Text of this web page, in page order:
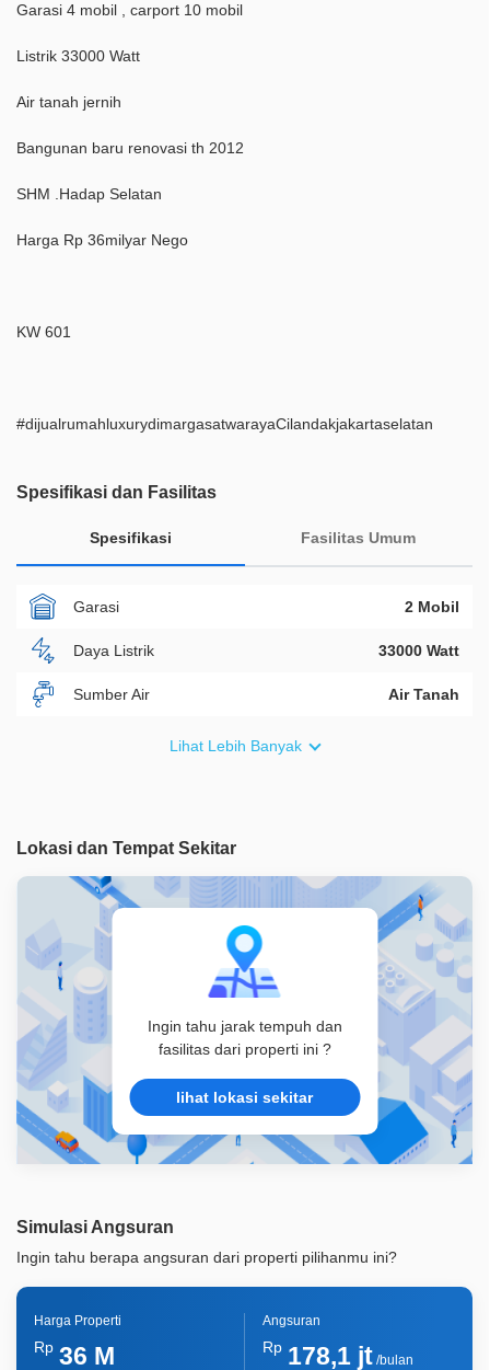
Garasi 4 mobil , carport 10 mobil
Listrik 33000 Watt
Air tanah jernih
Bangunan baru renovasi th 2012
SHM .Hadap Selatan
Harga Rp 36milyar Nego
KW 601
#dijualrumahluxurydimargasatwarayaCilandakjakartaselatan
Spesifikasi dan Fasilitas
Spesifikasi Fasilitas Umum
Garasi 2 Mobil
Daya Listrik 33000 Watt
Sumber Air Air Tanah
Lainnya Kolam Renang Pribadi
Lainnya Taman Pribadi
Lihat Lebih Banyak
Lokasi dan Tempat Sekitar
Ingin tahu jarak tempuh dan
fasilitas dari properti ini ?
lihat lokasi sekitar
Simulasi Angsuran
Ingin tahu berapa angsuran dari properti pilihanmu ini?
Harga Properti
Rp 36 M
Angsuran
Rp 178,1 jt/bulan